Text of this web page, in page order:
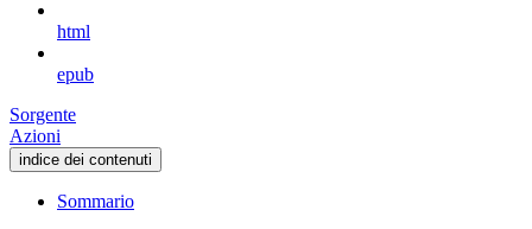
html
epub
Sorgente
Azioni
indice dei contenuti
Sommario